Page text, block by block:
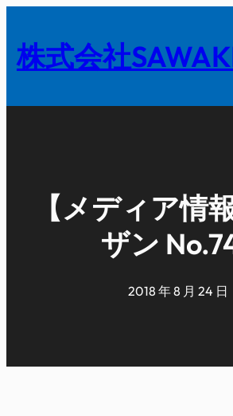
を
キ
株式会社
【メディア情
ザン
2018 年 8 月 24 日